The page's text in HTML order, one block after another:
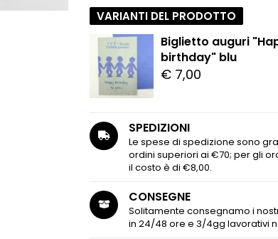
VARIANTI DEL PRODOTTO
Biglietto auguri
birthday" blu
€ 7,00
SPEDIZIONI
Le spese di spedizione sono
ordini superiori ai €70; per gli
il costo è di €8,00.
CONSEGNE
Solitamente consegnamo i
in 24/48 ore e 3/4gg lavorativi